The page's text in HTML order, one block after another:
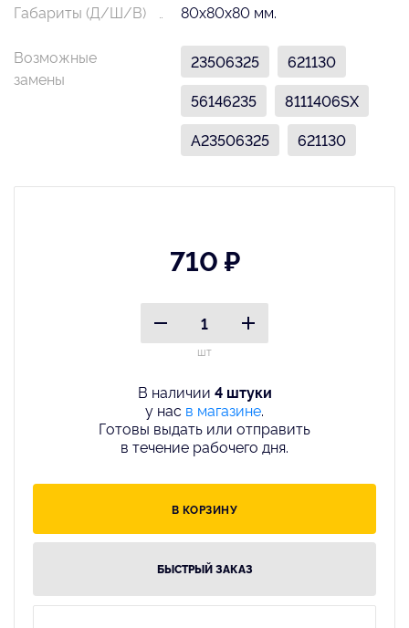
Габариты (Д/Ш/В) 80х80х80 мм.
Возможные
замены
23506325
621130
56146235
8111406SX
A23506325
621130
710 ₽
шт
В наличии 4 штуки
у нас в магазине.
Готовы выдать или отправить
в течение рабочего дня.
В КОРЗИНУ
БЫСТРЫЙ ЗАКАЗ